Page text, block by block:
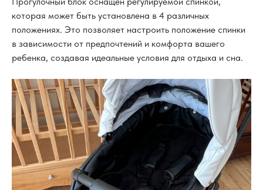
которая может быть установлена в 4 различных
положениях. Это позволяет настроить положение спинки
в зависимости от предпочтений и комфорта вашего
ребенка, создавая идеальные условия для отдыха и сна.